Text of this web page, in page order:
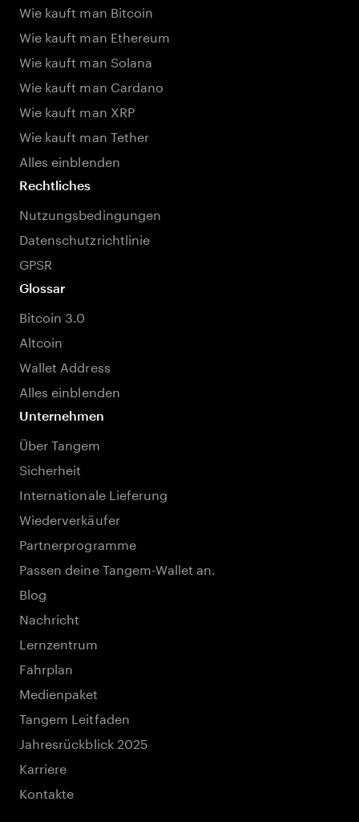
Wie kauft man Bitcoin
Wie kauft man Ethereum
Wie kauft man Solana
Wie kauft man Cardano
Wie kauft man XRP
Wie kauft man Tether
Alles einblenden
Rechtliches
Nutzungsbedingungen
Datenschutzrichtlinie
GPSR
Glossar
Bitcoin 3.0
Altcoin
Wallet Address
Alles einblenden
Unternehmen
Über Tangem
Sicherheit
Internationale Lieferung
Wiederverkäufer
Partnerprogramme
Passen deine Tangem-Wallet an.
Blog
Nachricht
Lernzentrum
Fahrplan
Medienpaket
Tangem Leitfaden
Jahresrückblick 2025
Karriere
Kontakte